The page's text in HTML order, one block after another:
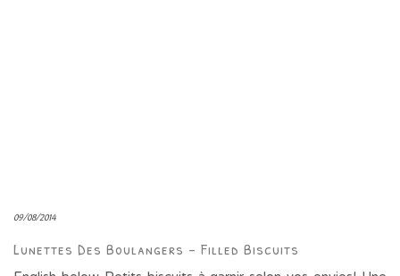
09/08/2014
Lunettes Des Boulangers – Filled Biscuits